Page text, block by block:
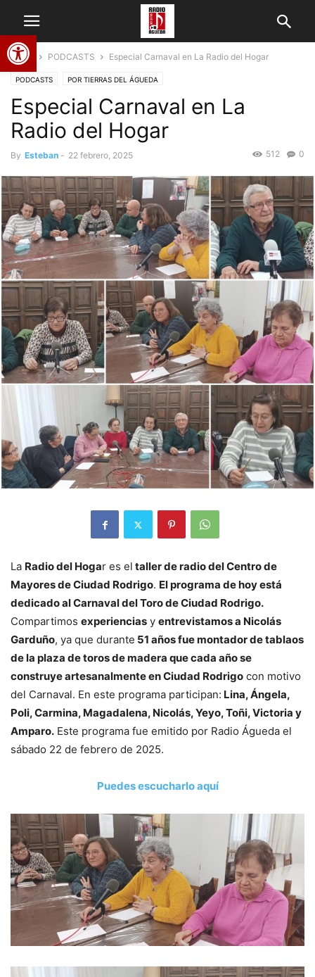
Abrir barra de herramientas
Home PODCASTS Especial Carnaval en La Radio del Hogar
PODCASTS POR TIERRAS DEL ÁGUEDA
Especial Carnaval en La
Radio del Hogar
By Esteban - 22 febrero, 2025 0
512
La Radio del Hogar es el taller de radio del Centro de
Mayores de Ciudad Rodrigo. El programa de hoy está
dedicado al Carnaval del Toro de Ciudad Rodrigo.
Compartimos experiencias y entrevistamos a Nicolás
Garduño, ya que durante 51 años fue montador de tablaos
de la plaza de toros de madera que cada año se
construye artesanalmente en Ciudad Rodrigo con motivo
del Carnaval. En este programa participan: Lina, Ángela,
Poli, Carmina, Magadalena, Nicolás, Yeyo, Toñi, Victoria y
Amparo. Este programa fue emitido por Radio Águeda el
sábado 22 de febrero de 2025.
Puedes escucharlo aquí